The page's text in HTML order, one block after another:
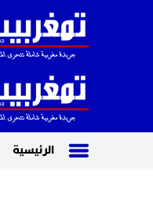
الرئيسية